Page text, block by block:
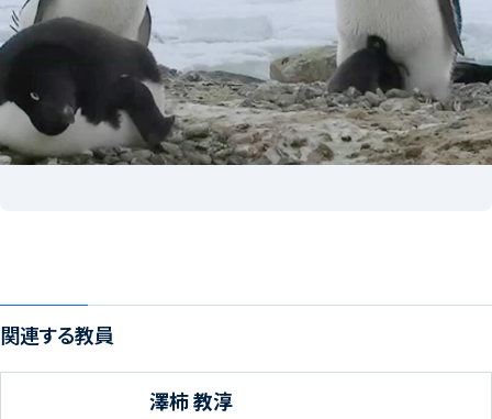
関連する教員
澤柿 教淳